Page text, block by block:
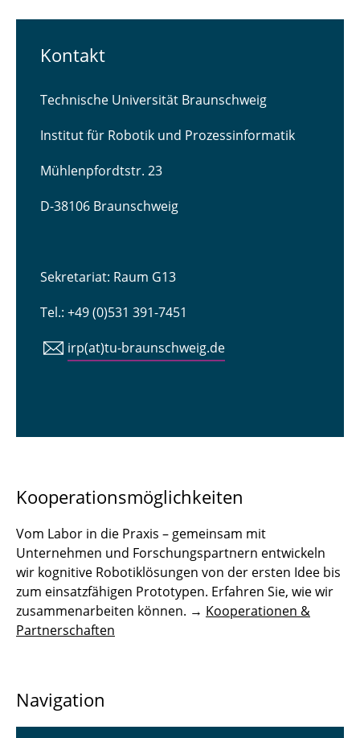
Kontakt
Technische Universität Braunschweig
Institut für Robotik und Prozessinformatik
Mühlenpfordtstr. 23
D-38106 Braunschweig
Sekretariat: Raum G13
Tel.: +49 (0)531 391-7451
irp(at)tu-braunschweig.de
Kooperationsmöglichkeiten
Vom Labor in die Praxis – gemeinsam mit
Unternehmen und Forschungspartnern entwickeln
wir kognitive Robotiklösungen von der ersten Idee bis
zum einsatzfähigen Prototypen. Erfahren Sie, wie wir
zusammenarbeiten können. → Kooperationen &
Partnerschaften
Navigation